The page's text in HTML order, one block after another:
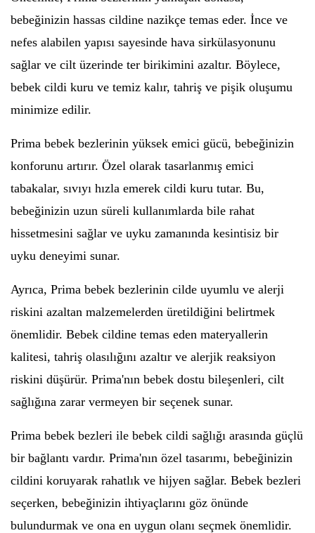
bebeğinizin hassas cildine nazikçe temas eder. İnce ve
nefes alabilen yapısı sayesinde hava sirkülasyonunu
sağlar ve cilt üzerinde ter birikimini azaltır. Böylece,
bebek cildi kuru ve temiz kalır, tahriş ve pişik oluşumu
minimize edilir.
Prima bebek bezlerinin yüksek emici gücü, bebeğinizin
konforunu artırır. Özel olarak tasarlanmış emici
tabakalar, sıvıyı hızla emerek cildi kuru tutar. Bu,
bebeğinizin uzun süreli kullanımlarda bile rahat
hissetmesini sağlar ve uyku zamanında kesintisiz bir
uyku deneyimi sunar.
Ayrıca, Prima bebek bezlerinin cilde uyumlu ve alerji
riskini azaltan malzemelerden üretildiğini belirtmek
önemlidir. Bebek cildine temas eden materyallerin
kalitesi, tahriş olasılığını azaltır ve alerjik reaksiyon
riskini düşürür. Prima'nın bebek dostu bileşenleri, cilt
sağlığına zarar vermeyen bir seçenek sunar.
Prima bebek bezleri ile bebek cildi sağlığı arasında güçlü
bir bağlantı vardır. Prima'nın özel tasarımı, bebeğinizin
cildini koruyarak rahatlık ve hijyen sağlar. Bebek bezleri
seçerken, bebeğinizin ihtiyaçlarını göz önünde
bulundurmak ve ona en uygun olanı seçmek önemlidir.